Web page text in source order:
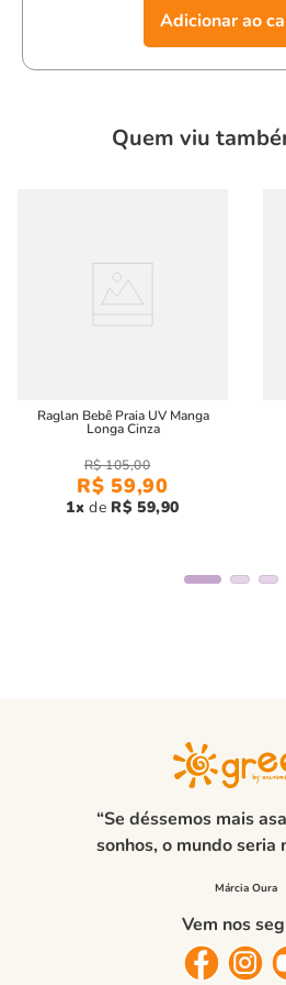
Adicionar ao
Quem viu
Raglan Bebê Praia UV Manga
Longa Cinza
R$ 105,00
R$ 59,90
1 R$ 59,90
“Se déssemos mais
sonhos, o mundo seria
Vem nos